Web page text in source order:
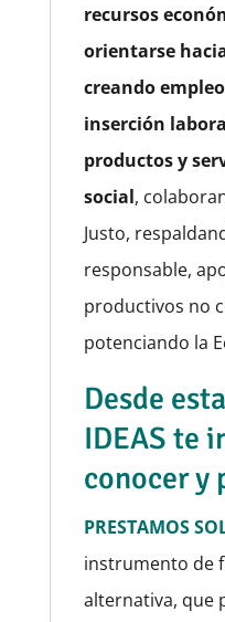
recursos
orientarse
creando
inserción
productos y
social,
Justo,
responsable,
productivos no
potenciando la
Desde
IDEAS te
conocer y
PRESTAMOS
instrumento de
alternativa, que